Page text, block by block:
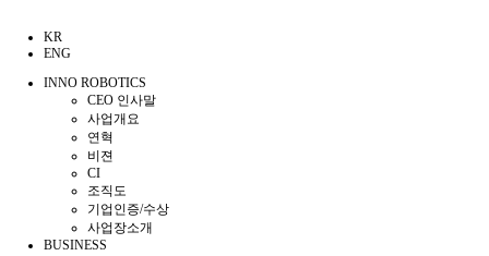
KR
ENG
INNO ROBOTICS
CEO 인사말
사업개요
연혁
비젼
CI
조직도
기업인증/수상
사업장소개
BUSINESS